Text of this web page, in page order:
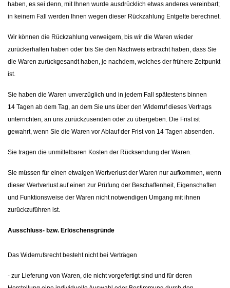
haben, es sei denn, mit Ihnen wurde ausdrücklich etwas anderes vereinbart;
in keinem Fall werden Ihnen wegen dieser Rückzahlung Entgelte berechnet.
Wir können die Rückzahlung verweigern, bis wir die Waren wieder
zurückerhalten haben oder bis Sie den Nachweis erbracht haben, dass Sie
die Waren zurückgesandt haben, je nachdem, welches der frühere Zeitpunkt
ist.
Sie haben die Waren unverzüglich und in jedem Fall spätestens binnen
14 Tagen ab dem Tag, an dem Sie uns über den Widerruf dieses Vertrags
unterrichten, an uns zurückzusenden oder zu übergeben. Die Frist ist
gewahrt, wenn Sie die Waren vor Ablauf der Frist von 14 Tagen absenden.
Sie tragen die unmittelbaren Kosten der Rücksendung der Waren.
Sie müssen für einen etwaigen Wertverlust der Waren nur aufkommen, wenn
dieser Wertverlust auf einen zur Prüfung der Beschaffenheit, Eigenschaften
und Funktionsweise der Waren nicht notwendigen Umgang mit ihnen
zurückzuführen ist.
Ausschluss- bzw. Erlöschensgründe
Das Widerrufsrecht besteht nicht bei Verträgen
- zur Lieferung von Waren, die nicht vorgefertigt sind und für deren